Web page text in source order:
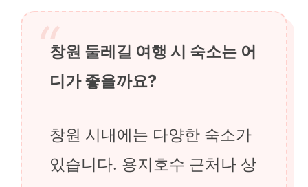
창원 둘레길 여행 시 숙소는 어
디가 좋을까요?
창원 시내에는 다양한 숙소가
있습니다. 용지호수 근처나 상